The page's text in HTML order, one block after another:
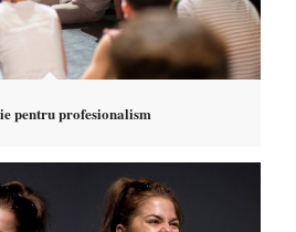
pentru profesionalism